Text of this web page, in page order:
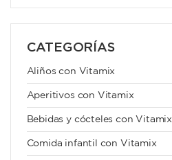
CATEGORÍAS
Aliños con Vitamix
Aperitivos con Vitamix
Bebidas y cócteles con Vitamix
Comida infantil con Vitamix